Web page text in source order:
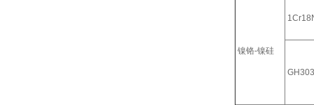
镍铬-镍硅